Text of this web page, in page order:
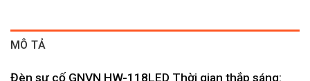
MÔ TẢ
Đèn sự cố GNVN HW-118LED Thời gian thắp sáng: